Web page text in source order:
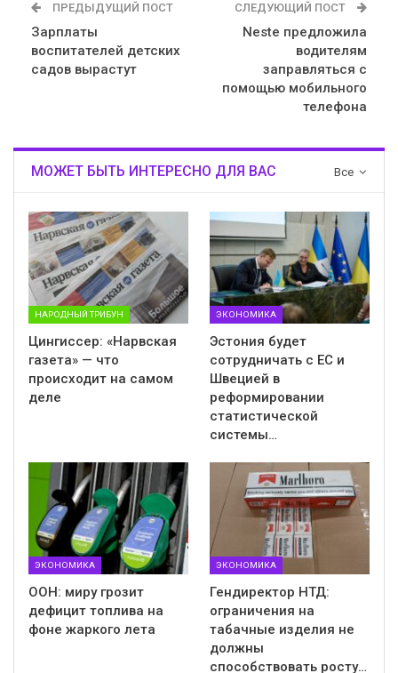
ПРЕДЫДУЩИЙ ПОСТ
Зарплаты
воспитателей детских
садов вырастут
СЛЕДУЮЩИЙ ПОСТ
Neste предложила
водителям
заправляться с
помощью мобильного
телефона
Все
МОЖЕТ БЫТЬ ИНТЕРЕСНО ДЛЯ ВАС
НАРОДНЫЙ ТРИБУН
Цингиссер: «Нарвская
газета» — что
происходит на самом
деле
ЭКОНОМИКА
Эстония будет
сотрудничать с ЕС и
Швецией в
реформировании
статистической
системы…
ЭКОНОМИКА
ООН: миру грозит
дефицит топлива на
фоне жаркого лета
ЭКОНОМИКА
Гендиректор НТД:
ограничения на
табачные изделия не
должны
способствовать росту…